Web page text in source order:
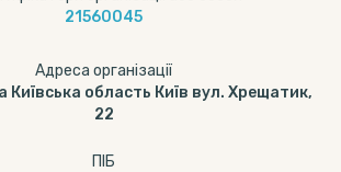
21560045
Адреса організації
Київська область Київ вул. Хрещатик,
22
ПІБ